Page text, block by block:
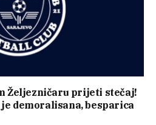
Željezničaru prijeti stečaj!
demoralisana, besparica